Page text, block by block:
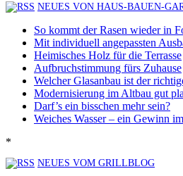
NEUES VON HAUS-BAUEN-
So kommt der Rasen wieder in
Mit individuell angepassten
Heimisches Holz für die Terrasse
Aufbruchstimmung fürs Zuhause
Welcher Glasanbau ist der
Modernisierung im Altbau gut
Darf’s ein bisschen mehr sein?
Weiches Wasser – ein Gewinn
*
NEUES VOM GRILLBLOG